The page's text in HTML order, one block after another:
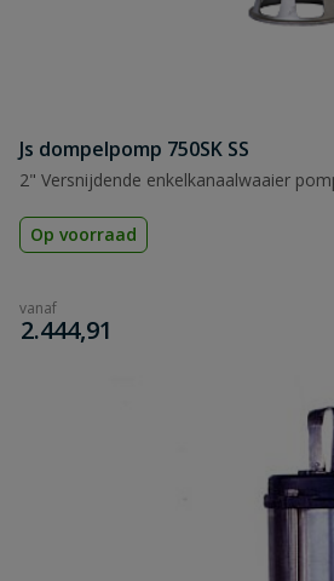
Js dompelpomp 750SK SS
2" Versnijdende enkelkanaalwaaier
Op voorraad
vanaf
€
2.444,91